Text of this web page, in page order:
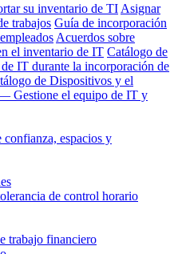
su inventario de TI Asignar
trabajos Guía de incorporación
Acuerdos sobre
el inventario de IT Catálogo de
IT durante la incorporación de
de Dispositivos y el
Gestione el equipo de IT y
espacios y
de control horario
trabajo financiero